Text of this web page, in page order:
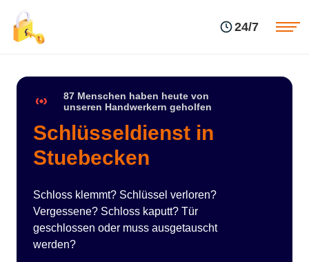
24/7
87 Menschen haben heute von
unseren Handwerkern geholfen
Schlüsseldienst in
Stuebecken
Schloss klemmt? Schlüssel verloren?
Vergessene? Schloss kaputt? Tür
geschlossen oder muss ausgetauscht
werden?